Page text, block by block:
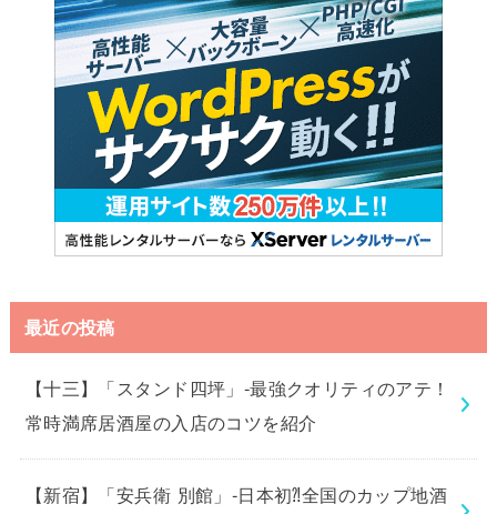
最近の投稿
【十三】「スタンド四坪」-最強クオリティのアテ！
常時満席居酒屋の入店のコツを紹介
【新宿】「安兵衛 別館」-日本初⁈全国のカップ地酒